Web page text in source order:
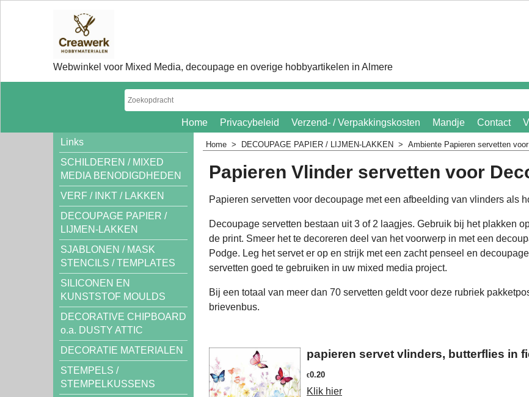
Webwinkel voor Mixed Media, decoupage en overige hobbyartikelen in Almere
Home Privacybeleid Verzend- / Verpakkingskosten Mandje Contact
Links
SCHILDEREN / MIXED
MEDIA BENODIGDHEDEN
VERF / INKT / LAKKEN
DECOUPAGE PAPIER /
LIJMEN-LAKKEN
SJABLONEN / MASK
STENCILS / TEMPLATES
SILICONEN EN
KUNSTSTOF MOULDS
DECORATIVE CHIPBOARD
o.a. DUSTY ATTIC
DECORATIE MATERIALEN
STEMPELS /
STEMPELKUSSENS
Home > DECOUPAGE PAPIER / LIJMEN-LAKKEN > Ambiente Papieren servetten
Papieren Vlinder servetten voor
Papieren servetten voor decoupage met een afbeelding van vlinders als
Decoupage servetten bestaan uit 3 of 2 laagjes. Gebruik bij het plakken
de print. Smeer het te decoreren deel van het voorwerp in met een
Podge. Leg het servet er op en strijk met een zacht penseel en
servetten goed te gebruiken in uw mixed media project.
Bij een totaal van meer dan 70 servetten geldt voor deze rubriek
brievenbus.
papieren servet vlinders, butterflies in
€0.20
Klik hier